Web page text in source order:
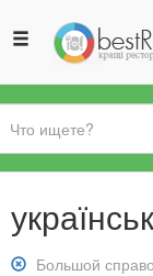
Вы
здесь
Снять
Большой